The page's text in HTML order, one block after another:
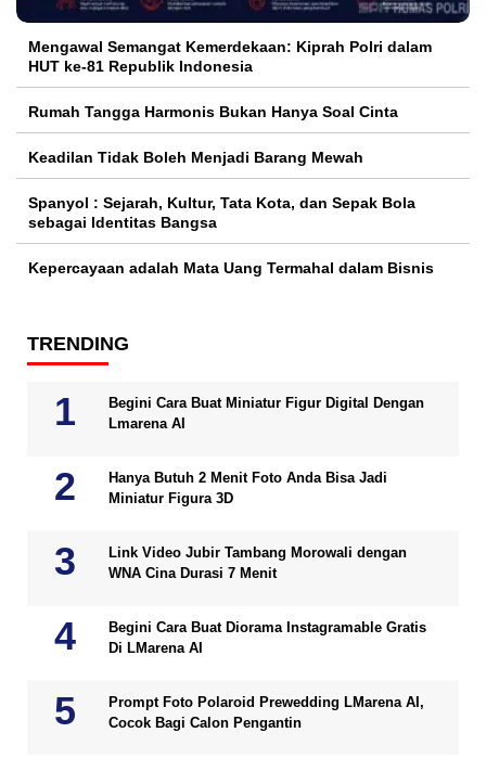
Mengawal Semangat Kemerdekaan: Kiprah Polri dalam
HUT ke-81 Republik Indonesia
Rumah Tangga Harmonis Bukan Hanya Soal Cinta
Keadilan Tidak Boleh Menjadi Barang Mewah
Spanyol : Sejarah, Kultur, Tata Kota, dan Sepak Bola
sebagai Identitas Bangsa
Kepercayaan adalah Mata Uang Termahal dalam Bisnis
TRENDING
Begini Cara Buat Miniatur Figur Digital Dengan
Lmarena AI
Hanya Butuh 2 Menit Foto Anda Bisa Jadi
Miniatur Figura 3D
Link Video Jubir Tambang Morowali dengan
WNA Cina Durasi 7 Menit
Begini Cara Buat Diorama Instagramable Gratis
Di LMarena AI
Prompt Foto Polaroid Prewedding LMarena AI,
Cocok Bagi Calon Pengantin